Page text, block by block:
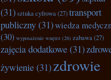
(31)sztuka cyfrowa(27)transport
publiczny (31)wiedza
(30) wyposażenie wnętrz (26) zabawa(27)
zajęcia dodatkowe (31)
żywienie (31)zdrowie